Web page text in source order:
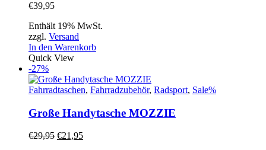
€39,95
Enthält 19% MwSt.
zzgl. Versand
In den Warenkorb
Quick View
-27%
Fahrradtaschen, Fahrradzubehör, Radsport, Sale%
Große Handytasche MOZZIE
€29,95 Ursprünglicher
€21,95Aktueller